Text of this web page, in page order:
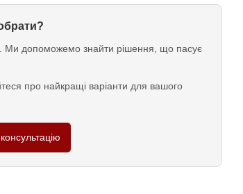
Ми допоможемо знайти рішення, що пасує
про найкращі варіанти для вашого